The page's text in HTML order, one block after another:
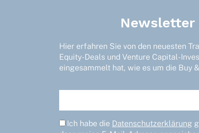
Newsletter
Hier erfahren Sie von den neuesten
Equity-Deals und Venture Capital-
eingesammelt hat, wie es um die Buy
Ich habe die Datenschutzerklärung